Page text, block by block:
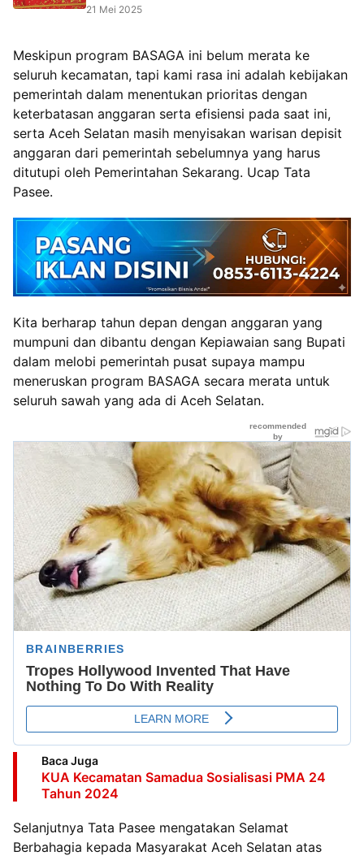
21 Mei 2025
Meskipun program BASAGA ini belum merata ke
seluruh kecamatan, tapi kami rasa ini adalah kebijakan
pemerintah dalam menentukan prioritas dengan
keterbatasan anggaran serta efisiensi pada saat ini,
serta Aceh Selatan masih menyisakan warisan depisit
anggaran dari pemerintah sebelumnya yang harus
ditutupi oleh Pemerintahan Sekarang. Ucap Tata
Pasee.
Kita berharap tahun depan dengan anggaran yang
mumpuni dan dibantu dengan Kepiawaian sang Bupati
dalam melobi pemerintah pusat supaya mampu
meneruskan program BASAGA secara merata untuk
seluruh sawah yang ada di Aceh Selatan.
Baca Juga
KUA Kecamatan Samadua Sosialisasi PMA 24
Tahun 2024
Selanjutnya Tata Pasee mengatakan Selamat
Berbahagia kepada Masyarakat Aceh Selatan atas